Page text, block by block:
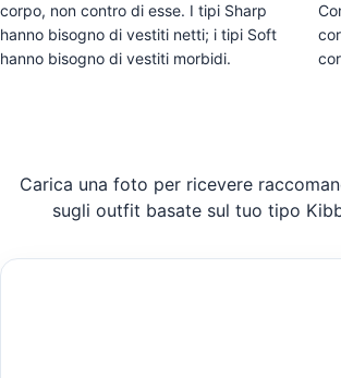
corpo, non contro di esse. I tipi Sharp
hanno bisogno di vestiti netti; i tipi Soft
hanno bisogno di vestiti morbidi.
Carica una foto per ricevere
sugli outfit basate sul tuo tipo